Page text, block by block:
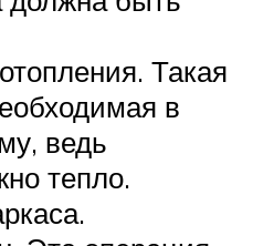
Такая
в
ведь
тепло.